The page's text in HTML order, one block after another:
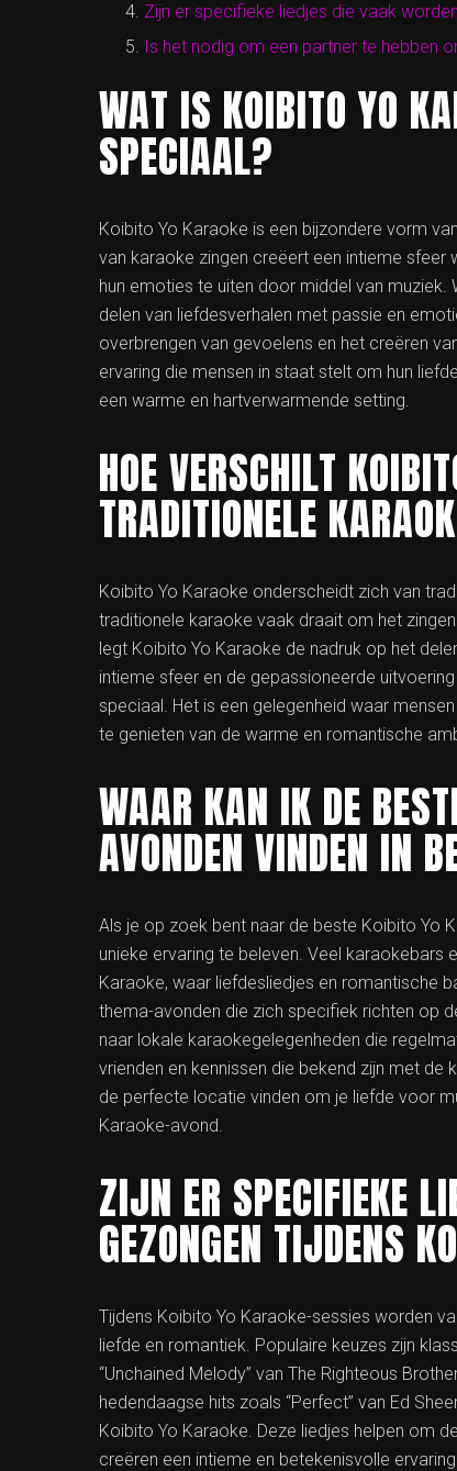
Zijn er specifieke liedjes die vaak
Is het nodig om een partner te hebben
WAT IS KOIBITO YO
SPECIAAL?
Koibito Yo Karaoke is een bijzondere vorm
van karaoke zingen creëert een intieme
hun emoties te uiten door middel van
delen van liefdesverhalen met passie en
overbrengen van gevoelens en het creëren
ervaring die mensen in staat stelt om hun
een warme en hartverwarmende setting.
HOE VERSCHILT
TRADITIONELE
Koibito Yo Karaoke onderscheidt zich van
traditionele karaoke vaak draait om het
legt Koibito Yo Karaoke de nadruk op het
intieme sfeer en de gepassioneerde
speciaal. Het is een gelegenheid waar
te genieten van de warme en romantische
WAAR KAN IK DE
AVONDEN VINDEN IN
Als je op zoek bent naar de beste Koibito Yo
unieke ervaring te beleven. Veel karaokebars
Karaoke, waar liefdesliedjes en romantische
thema-avonden die zich specifiek richten op
naar lokale karaokegelegenheden die
vrienden en kennissen die bekend zijn met de
de perfecte locatie vinden om je liefde voor
Karaoke-avond.
ZIJN ER SPECIFIEKE
GEZONGEN TIJDENS
Tijdens Koibito Yo Karaoke-sessies worden
liefde en romantiek. Populaire keuzes zijn
“Unchained Melody” van The Righteous
hedendaagse hits zoals “Perfect” van Ed
Koibito Yo Karaoke. Deze liedjes helpen om
creëren een intieme en betekenisvolle